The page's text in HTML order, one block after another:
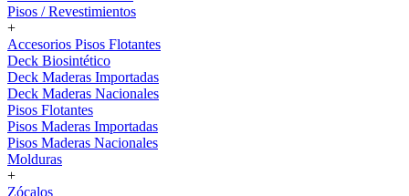
Pisos / Revestimientos
+
Accesorios Pisos Flotantes
Deck Biosintético
Deck Maderas Importadas
Deck Maderas Nacionales
Pisos Flotantes
Pisos Maderas Importadas
Pisos Maderas Nacionales
Molduras
+
Zócalos